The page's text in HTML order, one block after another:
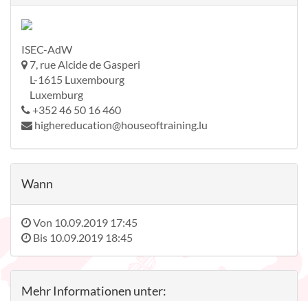
ISEC-AdW
7, rue Alcide de Gasperi
L-1615 Luxembourg
Luxemburg
+352 46 50 16 460
highereducation@houseoftraining.lu
Wann
Von 10.09.2019 17:45
Bis 10.09.2019 18:45
Mehr Informationen unter: